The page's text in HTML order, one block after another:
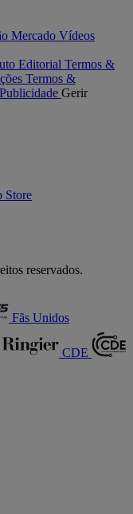
Mercado Vídeos
Editorial Termos &
Termos &
Publicidade Gerir
Store
reservados.
Fãs Unidos
CDE